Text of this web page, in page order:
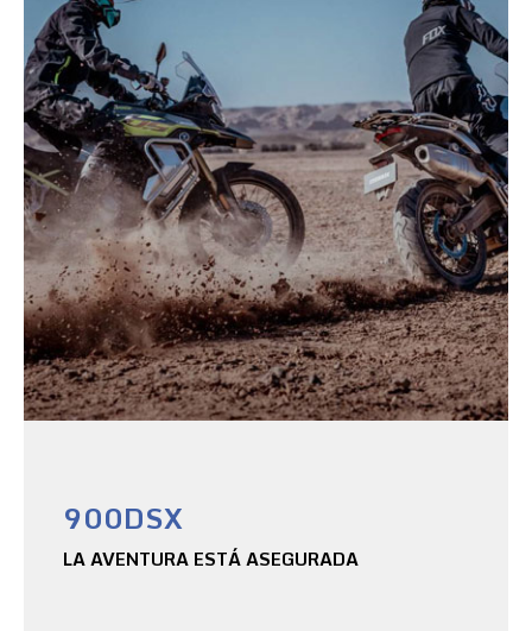
900DSX
LA AVENTURA ESTÁ ASEGURADA